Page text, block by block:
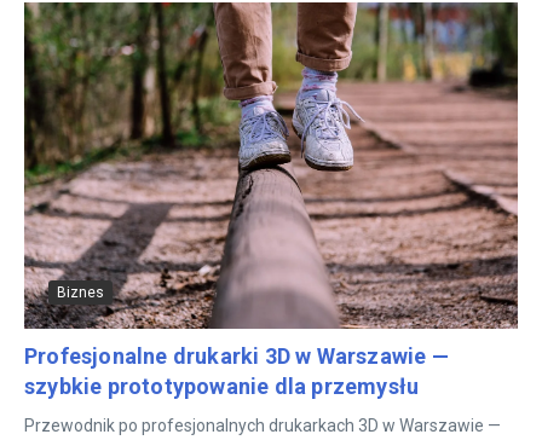
Biznes
Profesjonalne drukarki 3D w Warszawie —
szybkie prototypowanie dla przemysłu
Przewodnik po profesjonalnych drukarkach 3D w Warszawie —